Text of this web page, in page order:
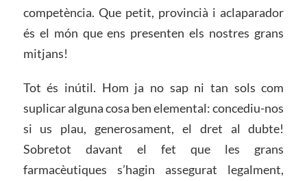
competència. Que petit, provincià i aclaparador
és el món que ens presenten els nostres grans
mitjans!
Tot és inútil. Hom ja no sap ni tan sols com
suplicar alguna cosa ben elemental: concediu-nos
si us plau, generosament, el dret al dubte!
Sobretot davant el fet que les grans
farmacèutiques s’hagin assegurat legalment,